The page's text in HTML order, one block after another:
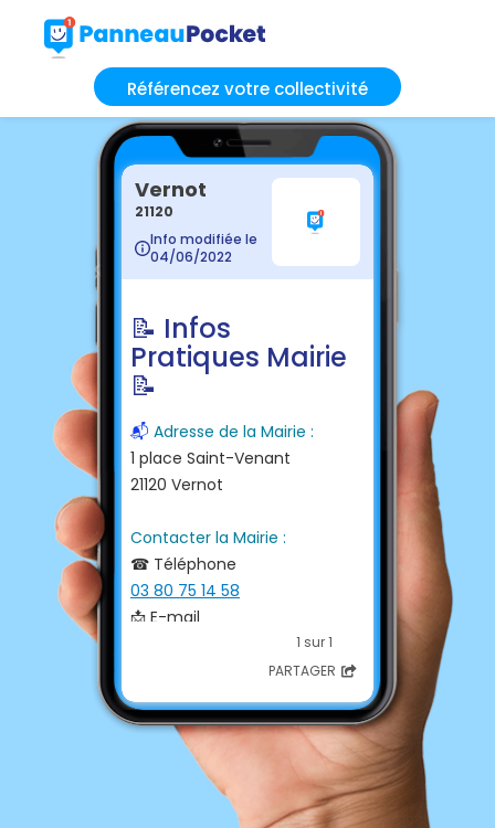
Référencez votre collectivité
Vernot
21120
Info modifiée le
04/06/2022
📝 Infos
Pratiques Mairie
📝
📬 Adresse de la Mairie :
1 place Saint-Venant
21120 Vernot
Contacter la Mairie :
☎ Téléphone
03 80 75 14 58
📩 E-mail
mairie.vernot@gmail.com
1 sur 1
PARTAGER